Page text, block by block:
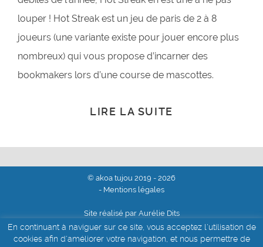
louper ! Hot Streak est un jeu de paris de 2 à 8
joueurs (une variante existe pour jouer encore plus
nombreux) qui vous propose d’incarner des
bookmakers lors d’une course de mascottes.
LIRE LA SUITE
© akoa tujou 2019 - 2026
- Mentions légales
Site réalisé par Aurélie Dits
En continuant à naviguer sur ce site, vous acceptez l'utilisation de
cookies afin d'améliorer votre navigation, et nous permettre de